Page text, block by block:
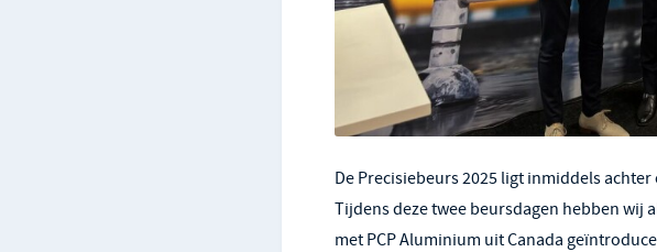
De Precisiebeurs 2025 ligt inmiddels
Tijdens deze twee beursdagen hebben wij
met PCP Aluminium uit Canada